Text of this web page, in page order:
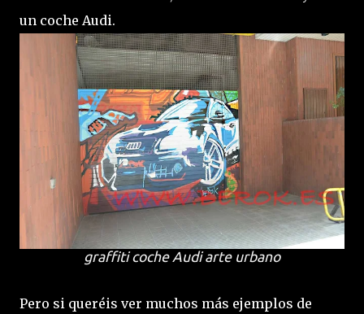
un coche Audi.
graffiti coche Audi arte urbano
Pero si queréis ver muchos más ejemplos de